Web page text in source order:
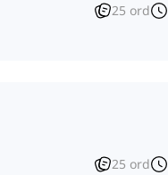
25 ord
25 ord